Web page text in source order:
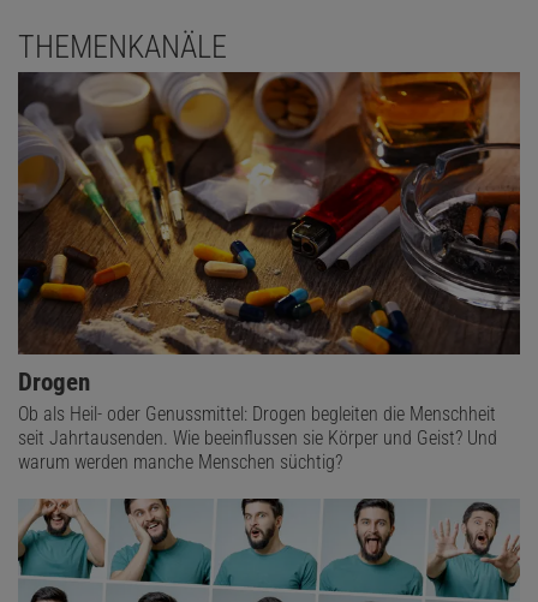
THEMENKANÄLE
Drogen
Ob als Heil- oder Genussmittel: Drogen begleiten die Menschheit
seit Jahrtausenden. Wie beeinflussen sie Körper und Geist? Und
warum werden manche Menschen süchtig?